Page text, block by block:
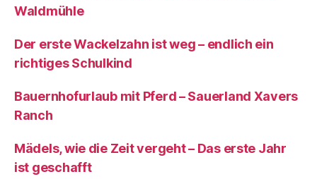
Waldmühle
Der erste Wackelzahn ist weg – endlich ein
richtiges Schulkind
Bauernhofurlaub mit Pferd – Sauerland Xavers
Ranch
Mädels, wie die Zeit vergeht – Das erste Jahr
ist geschafft